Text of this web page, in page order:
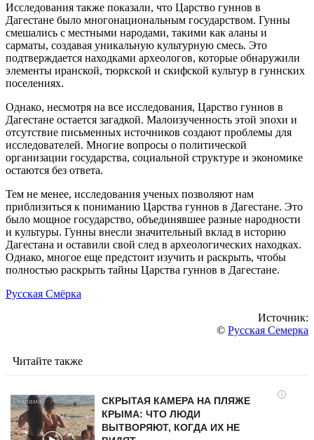
Исследования также показали, что Царство гуннов в
Дагестане было многонациональным государством. Гунны
смешались с местными народами, такими как аланы и
сарматы, создавая уникальную культурную смесь. Это
подтверждается находками археологов, которые обнаружили
элементы иранской, тюркской и скифской культур в гуннских
поселениях.
Однако, несмотря на все исследования, Царство гуннов в
Дагестане остается загадкой. Малоизученность этой эпохи и
отсутствие письменных источников создают проблемы для
исследователей. Многие вопросы о политической
организации государства, социальной структуре и экономике
остаются без ответа.
Тем не менее, исследования ученых позволяют нам
приблизиться к пониманию Царства гуннов в Дагестане. Это
было мощное государство, объединявшее разные народности
и культуры. Гунны внесли значительный вклад в историю
Дагестана и оставили свой след в археологических находках.
Однако, многое еще предстоит изучить и раскрыть, чтобы
полностью раскрыть тайны Царства гуннов в Дагестане.
Русская Смёрка
Источник:
© Русская Семерка
Читайте также
i
СКРЫТАЯ КАМЕРА НА ПЛЯЖЕ
КРЫМА: ЧТО ЛЮДИ
ВЫТВОРЯЮТ, КОГДА ИХ НЕ